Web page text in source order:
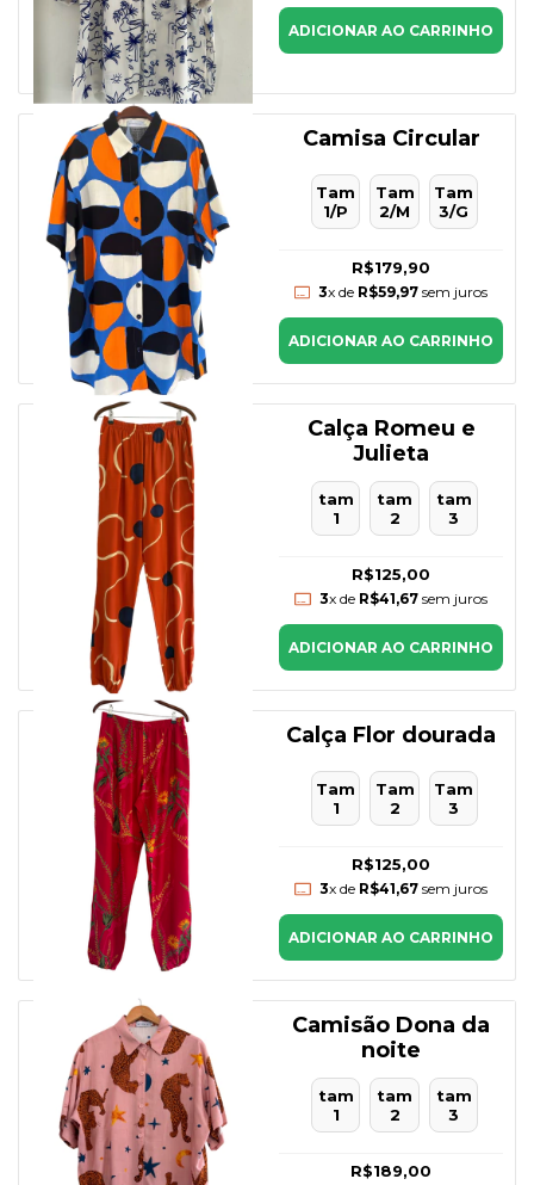
ADICIONAR AO CARRINHO
Camisa Circular
Tam
1/P
Tam
2/M
Tam
3/G
R$179,90
3x de R$59,97 sem juros
ADICIONAR AO CARRINHO
Calça Romeu e
Julieta
tam
1
tam
2
tam
3
R$125,00
3x de R$41,67sem juros
ADICIONAR AO CARRINHO
Calça Flor dourada
Tam
1
Tam
2
Tam
3
R$125,00
3x de R$41,67sem juros
ADICIONAR AO CARRINHO
Camisão Dona da
noite
tam
1
tam
2
tam
3
R$189,00